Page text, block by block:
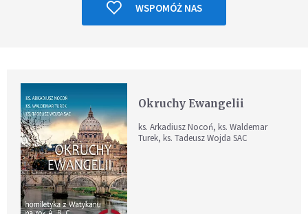
WSPOMÓŻ NAS
Okruchy Ewangelii
ks. Arkadiusz Nocoń, ks. Waldemar
Turek, ks. Tadeusz Wojda SAC